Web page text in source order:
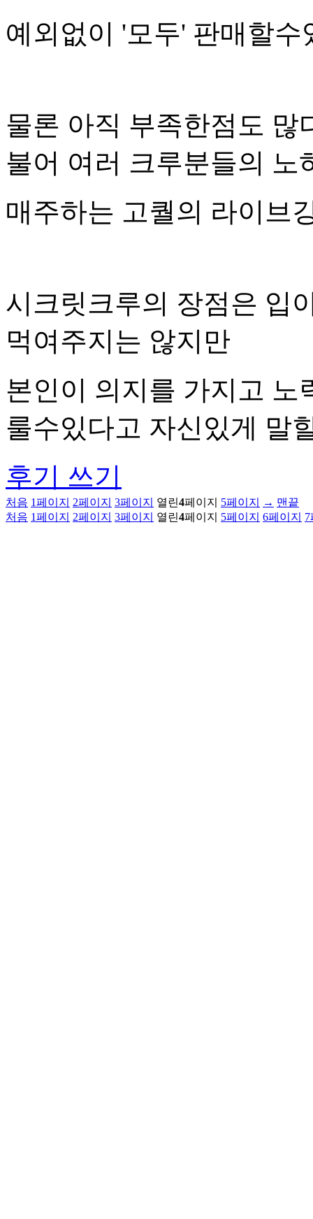
예외없이 '모두' 판매할
물론 아직 부족한점도 많
불어 여러 크루분들의 노
매주하는 고퀄의 라이브
시크릿크루의 장점은 입
먹여주지는 않지만
본인이 의지를 가지고 노
룰수있다고 자신있게 말
후기 쓰기
처음 1페이지 2페이지 3페이지 열린4페이지 5페이지 → 맨끝
처음 1페이지 2페이지 3페이지 열린4페이지 5페이지 6페이지 7